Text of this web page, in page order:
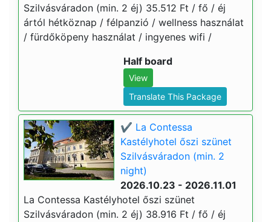
Szilvásváradon (min. 2 éj) 35.512 Ft / fő / éj
ártól hétköznap / félpanzió / wellness használat
/ fürdőköpeny használat / ingyenes wifi /
Half board
View
Translate This Package
✔️ La Contessa
Kastélyhotel őszi szünet
Szilvásváradon (min. 2
night)
2026.10.23 - 2026.11.01
La Contessa Kastélyhotel őszi szünet
Szilvásváradon (min. 2 éj) 38.916 Ft / fő / éj